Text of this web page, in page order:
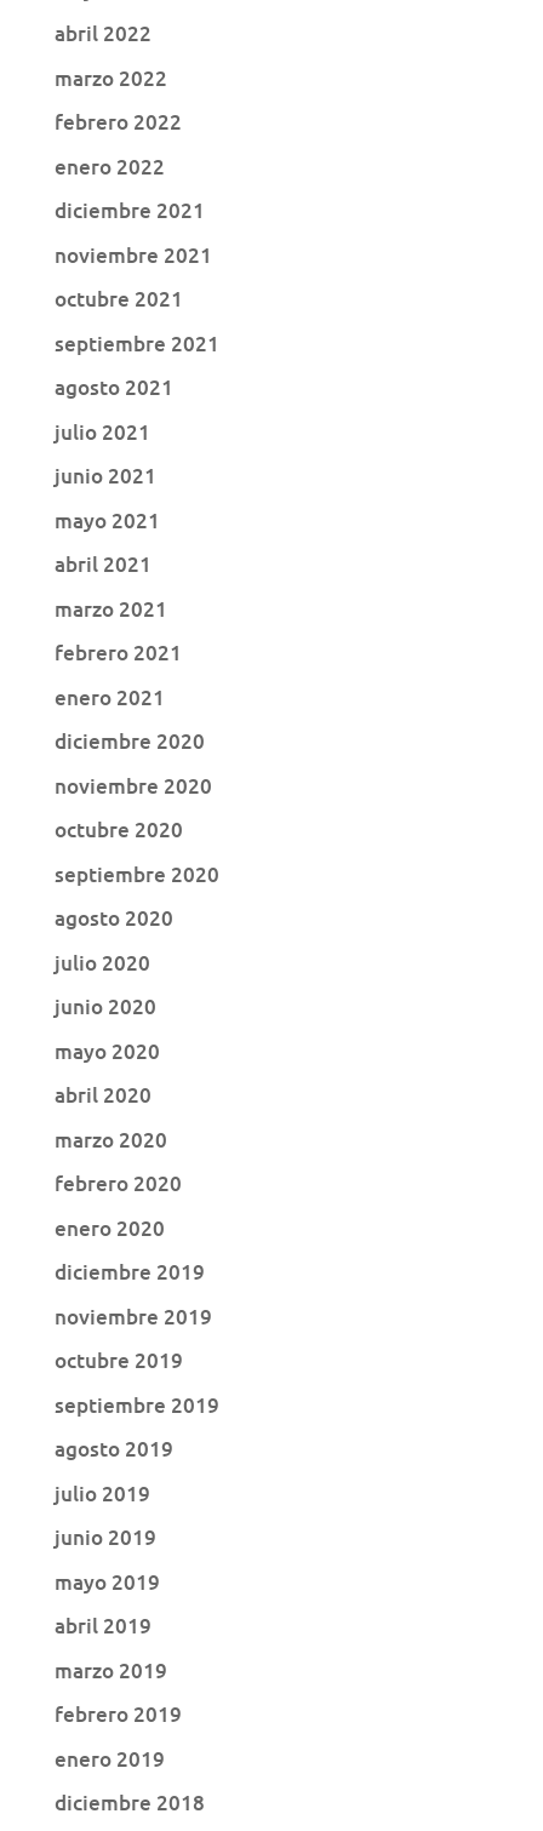
abril 2022
marzo 2022
febrero 2022
enero 2022
diciembre 2021
noviembre 2021
octubre 2021
septiembre 2021
agosto 2021
julio 2021
junio 2021
mayo 2021
abril 2021
marzo 2021
febrero 2021
enero 2021
diciembre 2020
noviembre 2020
octubre 2020
septiembre 2020
agosto 2020
julio 2020
junio 2020
mayo 2020
abril 2020
marzo 2020
febrero 2020
enero 2020
diciembre 2019
noviembre 2019
octubre 2019
septiembre 2019
agosto 2019
julio 2019
junio 2019
mayo 2019
abril 2019
marzo 2019
febrero 2019
enero 2019
diciembre 2018